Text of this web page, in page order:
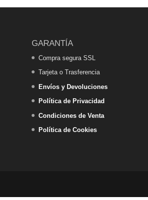
GARANTÍA
Compra segura SSL
Tarjeta o Trasferencia
Envíos y Devoluciones
Política de Privacidad
Condiciones de Venta
Política de Cookies